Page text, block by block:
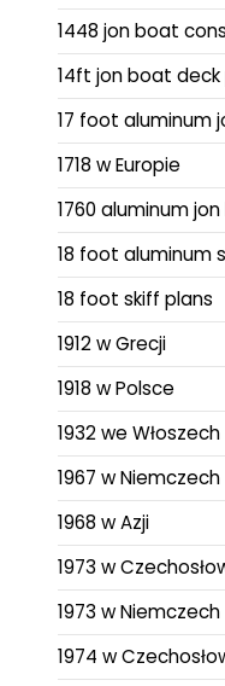
1448 jon boat
14ft jon boat deck
17 foot aluminum
1718 w Europie
1760 aluminum
18 foot aluminum
18 foot skiff plans
1912 w Grecji
1918 w Polsce
1932 we Włoszech
1967 w Niemczech
1968 w Azji
1973 w
1973 w Niemczech
1974 w